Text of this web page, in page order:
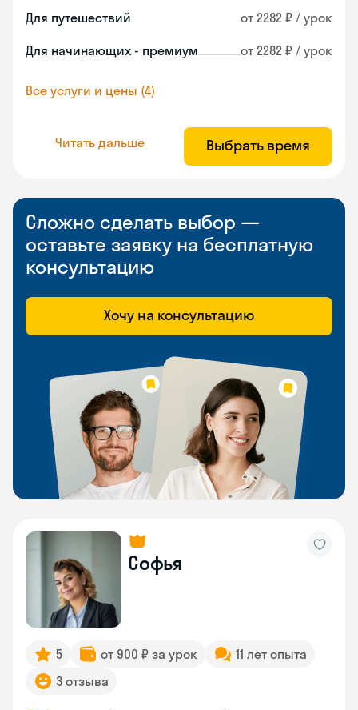
Для путешествий от 2282 ₽ / урок
Для начинающих - премиум от 2282 ₽ / урок
Все услуги и цены (4)
Читать дальше Выбрать время
Сложно сделать выбор —
оставьте заявку на бесплатную
консультацию
Хочу на консультацию
Софья
5 от 900 ₽ за урок
11 лет опыта
3 отзыва